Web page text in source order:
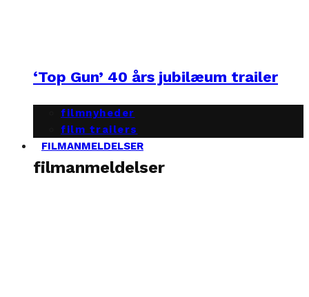
‘Top Gun’ 40 års jubilæum trailer
filmnyheder
film trailers
FILMANMELDELSER
filmanmeldelser